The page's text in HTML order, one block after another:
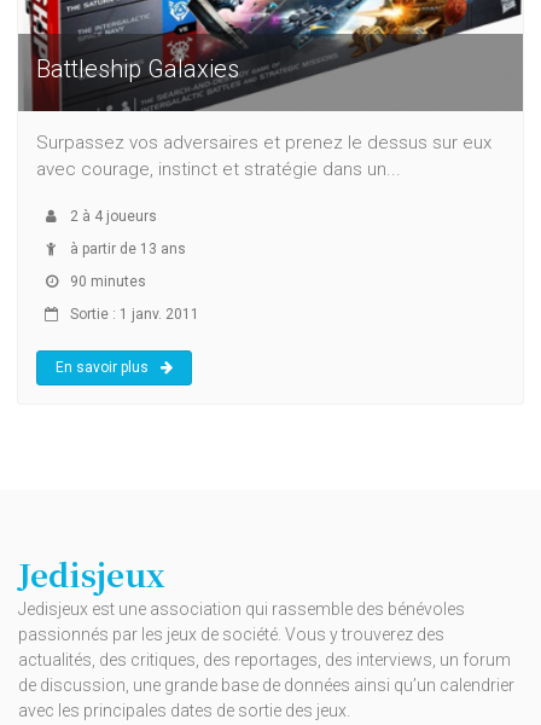
Battleship Galaxies
Surpassez vos adversaires et prenez le dessus sur eux
avec courage, instinct et stratégie dans un...
2 à 4 joueurs
à partir de 13 ans
90 minutes
Sortie : 1 janv. 2011
En savoir plus
Jedisjeux
Jedisjeux est une association qui rassemble des bénévoles
passionnés par les jeux de société. Vous y trouverez des
actualités, des critiques, des reportages, des interviews, un forum
de discussion, une grande base de données ainsi qu’un calendrier
avec les principales dates de sortie des jeux.